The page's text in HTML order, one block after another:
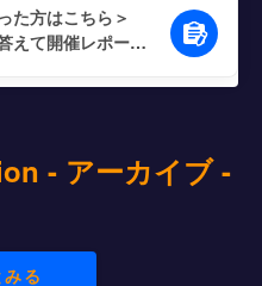
た方はこちら＞
えて開催レポート
- アーカイブ -
みる